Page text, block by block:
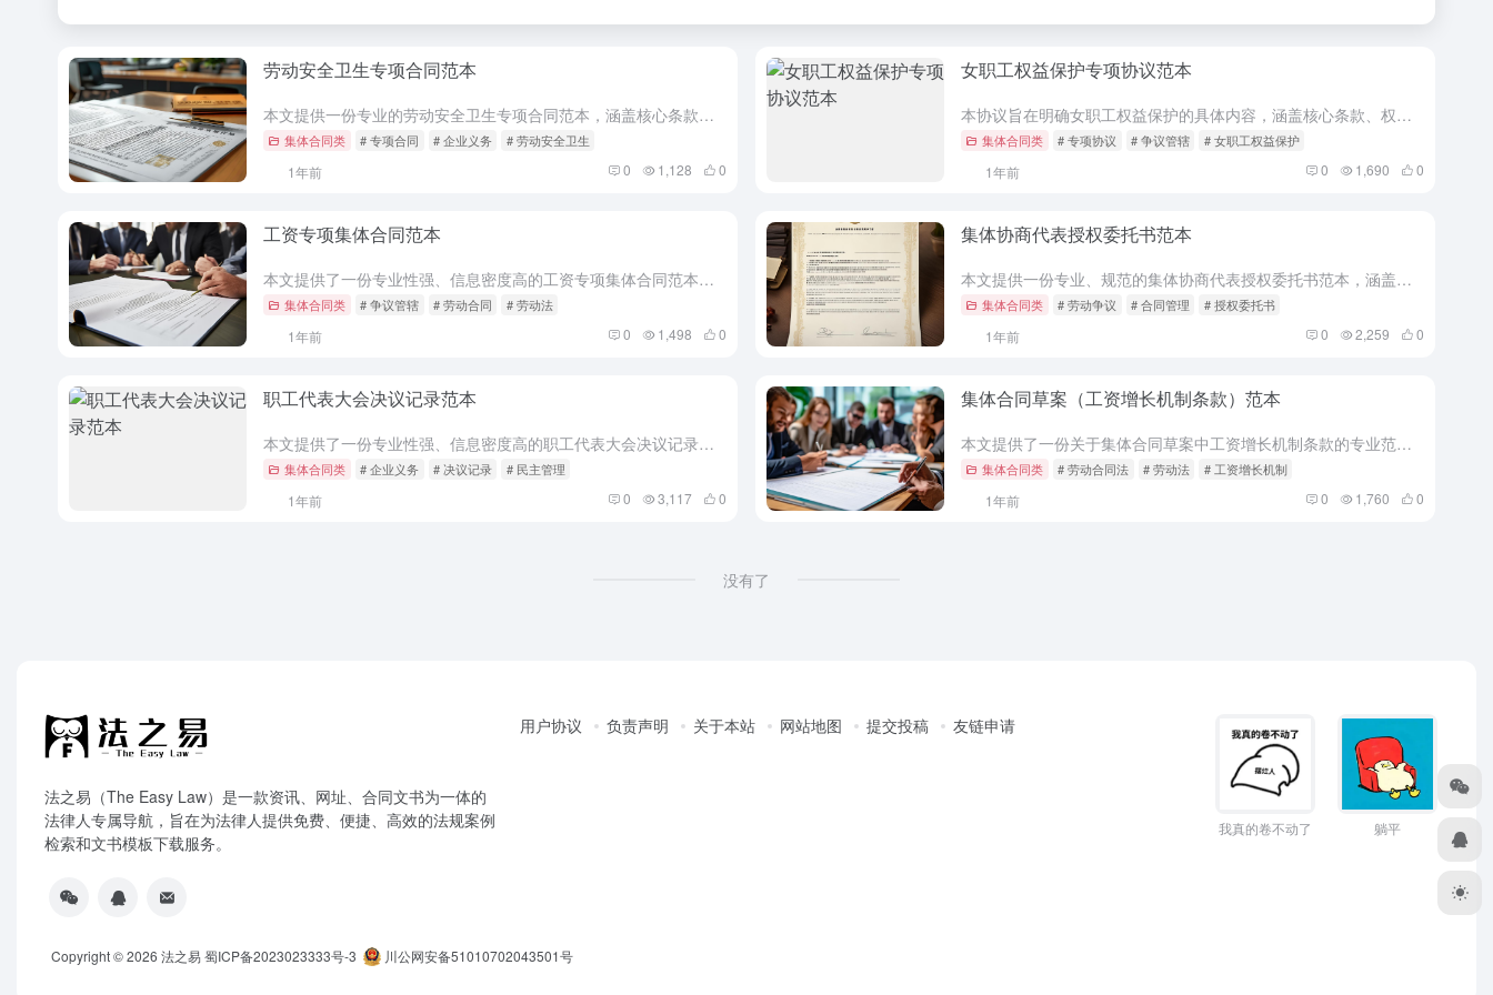
劳动安全卫生专项合同范本
本文提供一份专业的劳动安全卫生专项合同范本，涵盖核心条款、各方权利义务、违约责任、争议管辖及文书送达等内容，旨在确保劳动安全卫生管理的合法性与规范性，适用于企业与劳动者之间的专项协议签订。 为保障劳动...
集体合同类 # 专项合同 # 企业义务 # 劳动安全卫生
1年前 0 1,128 0
女职工权益保护专项协议范本
本协议旨在明确女职工权益保护的具体内容，涵盖核心条款、权利义务、违约责任、争议管辖及文书送达等，确保女职工合法权益得到全面保障。 为切实保护女职工的合法权益，根据《中华人民共和国劳动法》《中华人民共和...
集体合同类 # 专项协议 # 争议管辖 # 女职工权益保护
1年前 0 1,690 0
工资专项集体合同范本
本文提供了一份专业性强、信息密度高的工资专项集体合同范本，涵盖核心条款、各方权利义务、违约责任、争议管辖等具体内容，并附有注意事项及法律依据，适用于企业与员工代表协商工资相关事宜。 根据《中华人民共和...
集体合同类 # 争议管辖 # 劳动合同 # 劳动法
1年前 0 1,498 0
集体协商代表授权委托书范本
本文提供一份专业、规范的集体协商代表授权委托书范本，涵盖核心条款、权利义务、违约责任、争议管辖等内容，旨在为相关方提供法律依据和操作指导，确保授权委托的合法性和有效性。 委托人（以下简称“甲方”）： ...
集体合同类 # 劳动争议 # 合同管理 # 授权委托书
1年前 0 2,259 0
职工代表大会决议记录范本
本文提供了一份专业性强、信息密度高的职工代表大会决议记录范本，涵盖核心条款、各方权利义务、违约责任、争议管辖等内容，并附有注意事项及法律依据，适用于企业职工代表大会的规范化操作。 根据《中华人民共和国...
集体合同类 # 企业义务 # 决议记录 # 民主管理
1年前 0 3,117 0
集体合同草案（工资增长机制条款）范本
本文提供了一份关于集体合同草案中工资增长机制条款的专业范本，涵盖核心条款、各方权利义务、违约责任、争议管辖等内容，旨在为企业与员工提供法律依据和操作指引。 第一条 工资增长机制 1. 工资增长机制应遵...
集体合同类 # 劳动合同法 # 劳动法 # 工资增长机制
1年前 0 1,760 0
没有了
法之易（The Easy Law）是一款资讯、网址、合同文书为一体的
法律人专属导航，旨在为法律人提供免费、便捷、高效的法规案例
检索和文书模板下载服务。
用户协议 负责声明 关于本站 网站地图 提交投稿 友链申请
我真的卷不动了 躺平
Copyright © 2026 法之易蜀ICP备2023023333号-3 川公网安备51010702043501号